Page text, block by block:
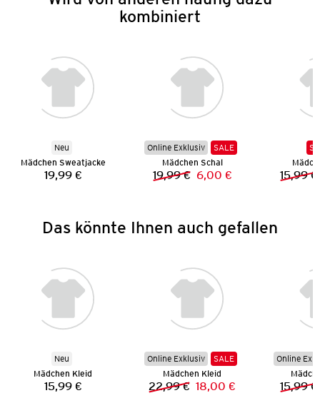
kombiniert
Neu
Mädchen Sweatjacke
Preis:
19,99 €
Online Exklusiv
SALE
Mädchen Schal
Vorheriger Preis:
19,99 € Neuer Preis:
6,00 € 15,99 €
Das könnte Ihnen auch gefallen
Neu
Mädchen Kleid
Preis:
15,99 €
Online Exklusiv
SALE
Mädchen Kleid
Vorheriger Preis:
22,99 € Neuer Preis:
18,00 €
Online
15,99 €